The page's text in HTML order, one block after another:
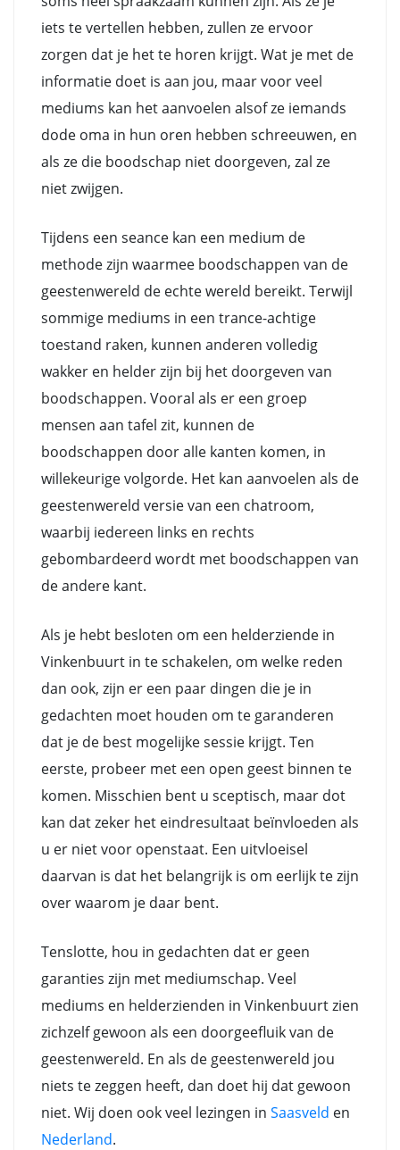
iets te vertellen hebben, zullen ze ervoor
zorgen dat je het te horen krijgt. Wat je met de
informatie doet is aan jou, maar voor veel
mediums kan het aanvoelen alsof ze iemands
dode oma in hun oren hebben schreeuwen, en
als ze die boodschap niet doorgeven, zal ze
niet zwijgen.
Tijdens een seance kan een medium de
methode zijn waarmee boodschappen van de
geestenwereld de echte wereld bereikt. Terwijl
sommige mediums in een trance-achtige
toestand raken, kunnen anderen volledig
wakker en helder zijn bij het doorgeven van
boodschappen. Vooral als er een groep
mensen aan tafel zit, kunnen de
boodschappen door alle kanten komen, in
willekeurige volgorde. Het kan aanvoelen als de
geestenwereld versie van een chatroom,
waarbij iedereen links en rechts
gebombardeerd wordt met boodschappen van
de andere kant.
Als je hebt besloten om een helderziende in
Vinkenbuurt in te schakelen, om welke reden
dan ook, zijn er een paar dingen die je in
gedachten moet houden om te garanderen
dat je de best mogelijke sessie krijgt. Ten
eerste, probeer met een open geest binnen te
komen. Misschien bent u sceptisch, maar dot
kan dat zeker het eindresultaat beïnvloeden als
u er niet voor openstaat. Een uitvloeisel
daarvan is dat het belangrijk is om eerlijk te zijn
over waarom je daar bent.
Tenslotte, hou in gedachten dat er geen
garanties zijn met mediumschap. Veel
mediums en helderzienden in Vinkenbuurt zien
zichzelf gewoon als een doorgeefluik van de
geestenwereld. En als de geestenwereld jou
niets te zeggen heeft, dan doet hij dat gewoon
niet. Wij doen ook veel lezingen in Saasveld en
Nederland.